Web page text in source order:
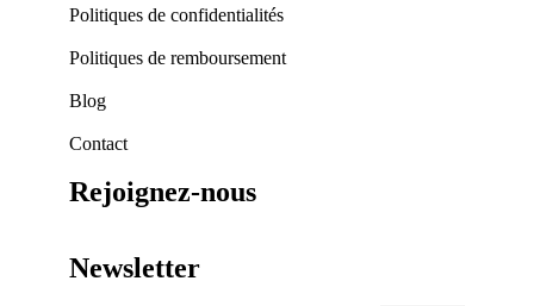
Politiques de confidentialités
Politiques de remboursement
Blog
Contact
Rejoignez-nous
Newsletter